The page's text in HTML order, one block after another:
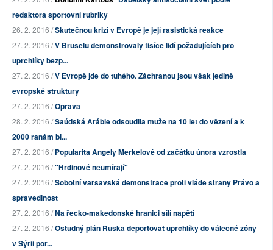
redaktora sportovní rubriky
26. 2. 2016 /Skutečnou krizí v Evropě je její rasistická reakce
27. 2. 2016 /V Bruselu demonstrovaly tisíce lidí požadujících pro
uprchlíky bezp...
27. 2. 2016 /V Evropě jde do tuhého. Záchranou jsou však jedině
evropské struktury
27. 2. 2016 /Oprava
28. 2. 2016 /Saúdská Arábie odsoudila muže na 10 let do vězení a k
2000 ranám bi...
27. 2. 2016 /Popularita Angely Merkelové od začátku února vzrostla
27. 2. 2016 /"Hrdinové neumírají"
27. 2. 2016 /Sobotní varšavská demonstrace proti vládě strany Právo a
spravedlnost
27. 2. 2016 /Na řecko-makedonské hranici sílí napětí
27. 2. 2016 /Ostudný plán Ruska deportovat uprchlíky do válečné zóny
v Sýrii por...